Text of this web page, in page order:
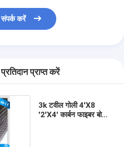
करें
प्राप्त करें
3k टवील गोली 4'X8
'2'X4' कार्बन फाइबर बोर्ड